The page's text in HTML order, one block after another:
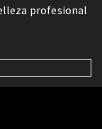
profesional